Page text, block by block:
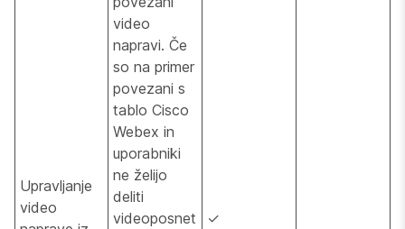
Upravljanje
video
video
napravi. Če
so na primer
povezani s
tablo Cisco
Webex in
uporabniki
ne želijo
deliti
videoposnet
✓